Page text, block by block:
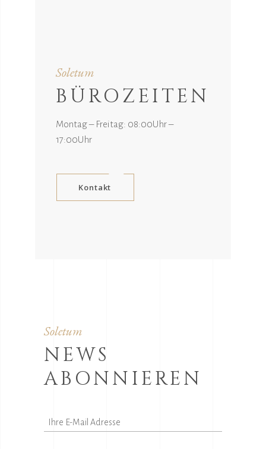
Soletum
BÜROZEITEN
Montag – Freitag: 08:00Uhr –
17:00Uhr
Kontakt
Soletum
NEWS
ABONNIEREN